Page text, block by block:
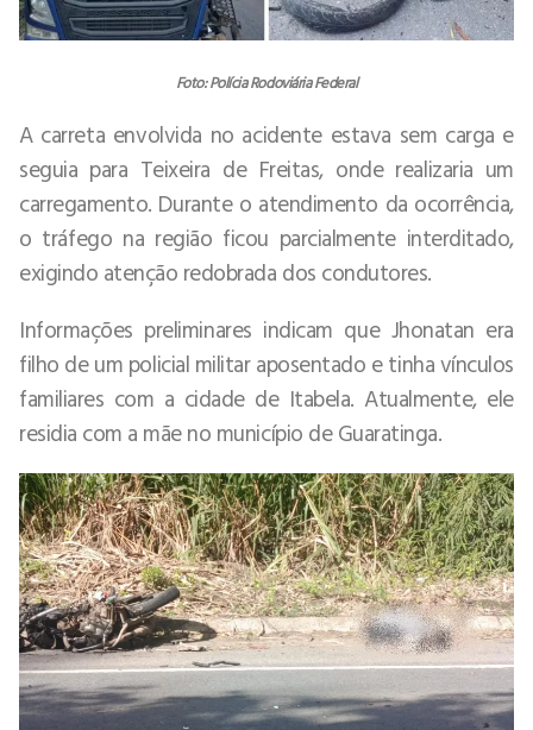
Foto: Polícia Rodoviária Federal
A carreta envolvida no acidente estava sem carga e
seguia para Teixeira de Freitas, onde realizaria um
carregamento. Durante o atendimento da ocorrência,
o tráfego na região ficou parcialmente interditado,
exigindo atenção redobrada dos condutores.
Informações preliminares indicam que Jhonatan era
filho de um policial militar aposentado e tinha vínculos
familiares com a cidade de Itabela. Atualmente, ele
residia com a mãe no município de Guaratinga.